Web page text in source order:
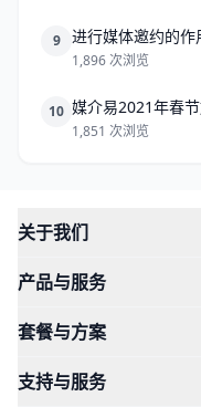
9 进行媒体邀约的作
1,896 次浏览
10 媒介易2021年春
1,851 次浏览
关于我们
产品与服务
套餐与方案
支持与服务